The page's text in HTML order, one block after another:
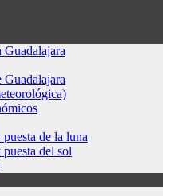
Guadalajara
Guadalajara
de la luna
del sol